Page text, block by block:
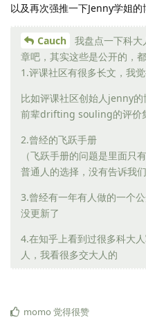
以及再次强推一下Jenny学姐的
Cauch
我盘点一下科大
章吧，其实这些是公开的，都
1.评课社区有很多长文，我觉
比如评课社区创始人jenny的
前辈drifting souling的评价
2.曾经的飞跃手册
（飞跃手册的问题是里面只
普通人的选择，没有告诉我
3.曾经有一年有人做的一个
没更新了
4.在知乎上看到过很多科大
人，我看很多交大人的
momo 觉得很赞